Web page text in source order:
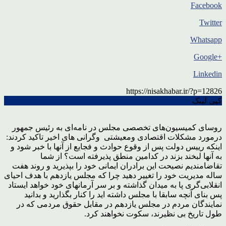
Facebook
Twitter
Whatsapp
+Google
Linkedin
https://nisakhabar.ir/?p=12826
کپی لینک
روسای کمیسیون‌های تخصصی مجلس در نامه‌ای به رئیس جمهور
درمورد مشکلات اقتصادی ومعیشتی وگرانی های اخیر تاکید کردند:
اینکه رییس دولت پس از وقوع حوادث و فجایع از آنها با خبر شود و
به آنها لبخند بزند در کدامین منطق پذیرفته است؟ از شما
تقاضامندیم نصیحت این برادران ایمانی خود را بپذیرید و روند هفت
ساله مدیریت خود را تغییر دهید چرا که مجلس یازدهم با هدف احیای
انقلابی‌گری پا به میدان گذاشته و بر سر آرمانهای خود خواهد ایستاد
پس بنای آنچه سابقا با مجلس داشته اید را کنار بگذارید و بدانید
نمایندگان مردم در مجلس یازدهم در مقابل حقوق مردمی که در
طول تاریخ بی نظیرند، سکوت نخواهند کرد.